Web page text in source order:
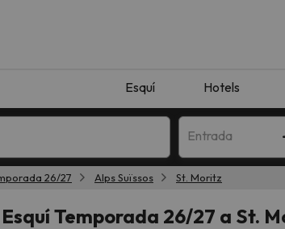
Esquí Hotels
Entrada
Escapades
26/27 Alps Suïssos St. Moritz
Temporada 26/27 a St.